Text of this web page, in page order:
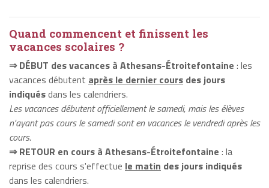
Quand commencent et finissent les
vacances scolaires ?
⇒ DÉBUT des vacances à Athesans-Étroitefontaine : les
vacances débutent après le dernier cours des jours
indiquésdans les calendriers.
Les vacances débutent officiellement le samedi, mais les élèves
n'ayant pas cours le samedi sont en vacances le vendredi après les
cours.
⇒ RETOUR en cours à Athesans-Étroitefontaine : la
reprise des cours s'effectue le matin des jours indiqués
dans les calendriers.